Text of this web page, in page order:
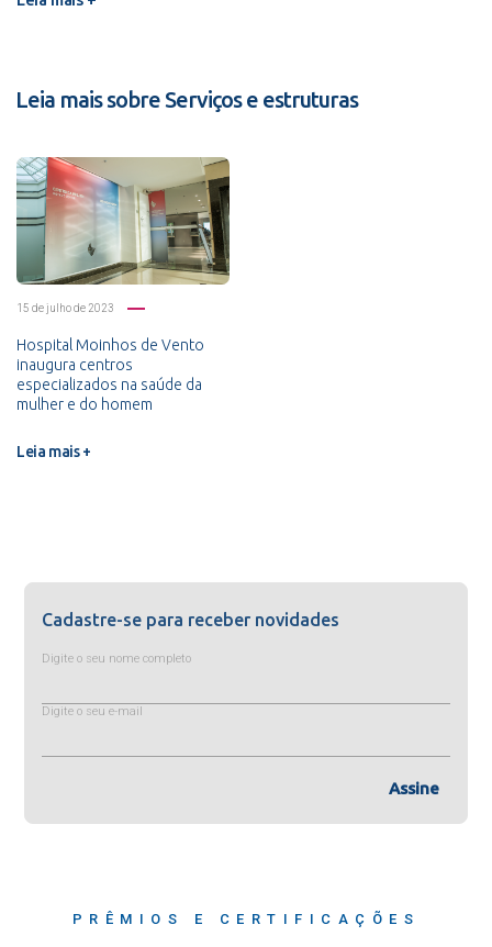
Leia mais sobre Serviços e estruturas
15 de julho de 2023
Hospital Moinhos de Vento
inaugura centros
especializados na saúde da
mulher e do homem
Leia mais +
Cadastre-se para receber novidades
Digite o seu nome completo
Digite o seu e-mail
Assine
PRÊMIOS E CERTIFICAÇÕES